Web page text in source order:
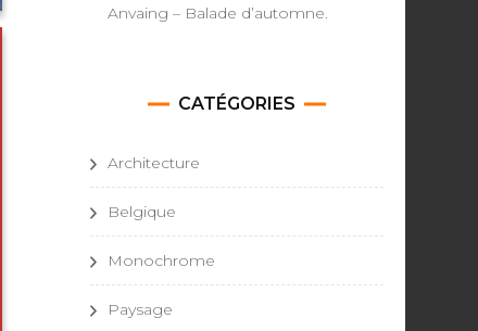
Anvaing – Balade d’automne.
CATÉGORIES
Architecture
Belgique
Monochrome
Paysage